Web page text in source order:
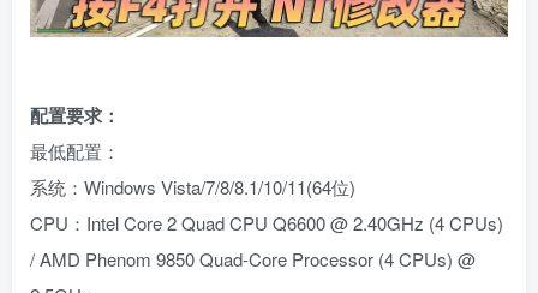
配置要求：
最低配置：
系统：Windows Vista/7/8/8.1/10/11(64位)
CPU：Intel Core 2 Quad CPU Q6600 @ 2.40GHz (4 CPUs)
/ AMD Phenom 9850 Quad-Core Processor (4 CPUs) @